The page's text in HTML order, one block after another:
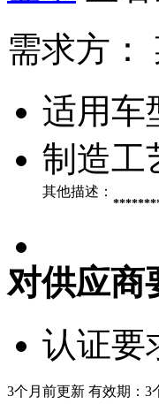
需求方：
适用车
制造工
其他描述：
对供应商
认证要
3个月前更新 有效期：3